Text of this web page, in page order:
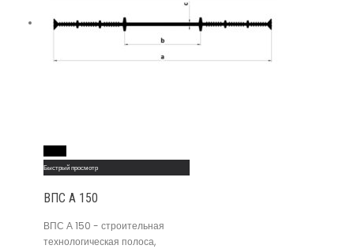
Быстрый просмотр
ВПС А 150
ВПС А 150 - строительная
технологическая полоса,